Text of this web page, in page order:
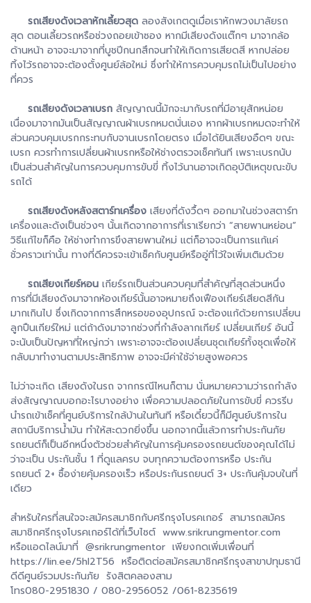
รถเสียงดังเวลาหักเลี้ยวสุด ลองสังเกตดูเมื่อเราหักพวงมาลัยรถ
สุด ตอนเลี้ยวรถหรือช่วงถอยเข้าซอง หากมีเสียงดังแต๊กๆ มาจากล้อ
ด้านหน้า อาจจะมาจากที่บูชปีกนกสึกจนทำให้เกิดการเสียดสี หากปล่อย
ทิ้งไว้รถอาจจะต้องตั้งศูนย์ล้อใหม่ ซึ่งทำให้การควบคุมรถไม่เป็นไปอย่าง
ที่ควร
รถเสียงดังเวลาเบรก สัญญาณนี้มักจะมากับรถที่มีอายุสักหน่อย
เนื่องมาจากมันเป็นสัญญาณผ้าเบรกหมดนั่นเอง หากผ้าเบรกหมดจะทำให้
ส่วนควบคุมเบรกกระทบกับจานเบรกโดยตรง เมื่อได้ยินเสียงอืดๆ ขณะ
เบรก ควรทำการเปลี่ยนผ้าเบรกหรือให้ช่างตรวจเช็คทันที เพราะเบรกนับ
เป็นส่วนสำคัญในการควบคุมการขับขี่ ทิ้งไว้นานอาจเกิดอุบัติเหตุขณะขับ
รถได้
รถเสียงดังหลังสตาร์ทเครื่อง เสียงที่ดังวื้ดๆ ออกมาในช่วงสตาร์ท
เครื่องและดังเป็นช่วงๆ นั้นเกิดจากอาการที่เราเรียกว่า “สายพานหย่อน”
วิธีแก้ไขก็คือ ให้ช่างทำการขึงสายพานใหม่ แต่ก็อาจจะเป็นการแก้แค่
ชั่วคราวเท่านั้น ทางที่ดีควรจะเข้าเช็คกับศูนย์หรืออู่ที่ไว้ใจเพิ่มเติมด้วย
รถเสียงเกียร์หอน เกียร์รถเป็นส่วนควบคุมที่สำคัญที่สุดส่วนหนึ่ง
การที่มีเสียงดังมาจากห้องเกียร์นั้นอาจหมายถึงเฟืองเกียร์เสียดสีกัน
มากเกินไป ซึ่งเกิดจากการสึกหรอของอุปกรณ์ จะต้องแก้ด้วยการเปลี่ยน
ลูกปืนเกียร์ใหม่ แต่ถ้าดังมาจากช่วงที่กำลังลากเกียร์ เปลี่ยนเกียร์ อันนี้
จะนับเป็นปัญหาที่ใหญ่กว่า เพราะอาจจะต้องเปลี่ยนชุดเกียร์ทั้งชุดเพื่อให้
กลับมาทำงานตามประสิทธิภาพ อาจจะมีค่าใช้จ่ายสูงพอควร
ไม่ว่าจะเกิด เสียงดังในรถ จากกรณีไหนก็ตาม นั่นหมายความว่ารถกำลัง
ส่งสัญญาณบอกอะไรบางอย่าง เพื่อความปลอดภัยในการขับขี่ ควรรีบ
นำรถเข้าเช็คที่ศูนย์บริการใกล้บ้านในทันที หรือเดี๋ยวนี้ก็มีศูนย์บริการใน
สถานีบริการน้ำมัน ทำให้สะดวกยิ่งขึ้น นอกจากนี้แล้วการทำประกันภัย
รถยนต์ก็เป็นอีกหนึ่งตัวช่วยสำคัญในการคุ้มครองรถยนต์ของคุณได้ไม่
ว่าจะเป็น ประกันชั้น 1 ที่ดูแลครบ จบทุกความต้องการหรือ ประกัน
รถยนต์ 2+ ซื้อง่ายคุ้มครองเร็ว หรือประกันรถยนต์ 3+ ประกันคุ้มจบในที่
เดียว
สำหรับใครที่สนใจจะสมัครสมาชิกกับศรีกรุงโบรคเกอร์ สามารถสมัคร
สมาชิกศรีกรุงโบรคเกอร์ได้ที่เว็บไซต์ www.srikrungmentor.com
หรือแอดไลน์มาที่ @srikrungmentor เพียงกดเพิ่มเพื่อนที่
https://lin.ee/5hl2T56 หรือติดต่อสมัครสมาชิกศรีกรุงสาขาปทุมธานี
ดีดีศูนย์รวมประกันภัย รังสิตคลองสาม
โทร080-2951830 / 080-2956052 /061-8235619